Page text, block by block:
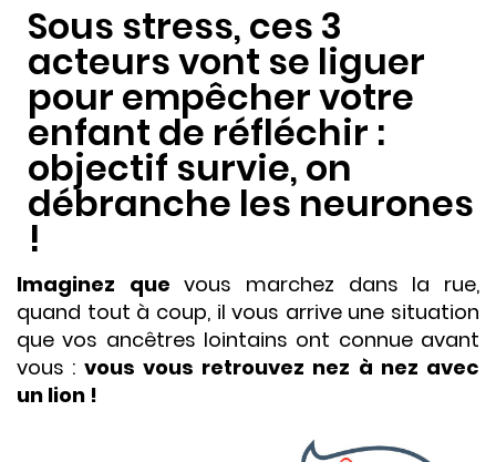
Sous stress, ces 3
acteurs vont se liguer
pour empêcher votre
enfant de réfléchir :
objectif survie, on
débranche les neurones
!
Imaginez que vous marchez dans la rue,
quand tout à coup, il vous arrive une situation
que vos ancêtres lointains ont connue avant
vous : vous vous retrouvez nez à nez avec
un lion !